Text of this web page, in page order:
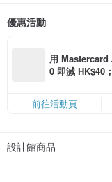
優惠活動
用 Mastercard
0 即減 HK$40
卡」結帳）
前往活動頁
設計館商品